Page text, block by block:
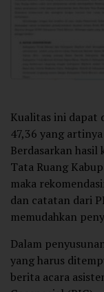
Kualitas ini dapat
47,36 yang
Berdasarkan hasil
Tata Ruang
maka
dan catatan dari
memudahkan
Dalam
yang harus
berita acara